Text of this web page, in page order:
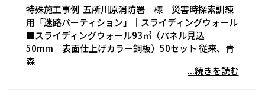
特殊施工事例 五所川原消防署 様 災害時探索訓練
用「迷路パーティション」｜スライディングウォール
■スライディングウォール93㎡（パネル見込
50mm 表面仕上げカラー鋼板）50セット 従来、青
森
...続きを読む